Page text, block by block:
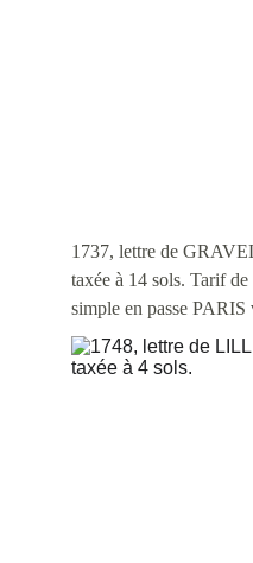
1737, lettre de
taxée à 14 sols. Tarif
simple en passe